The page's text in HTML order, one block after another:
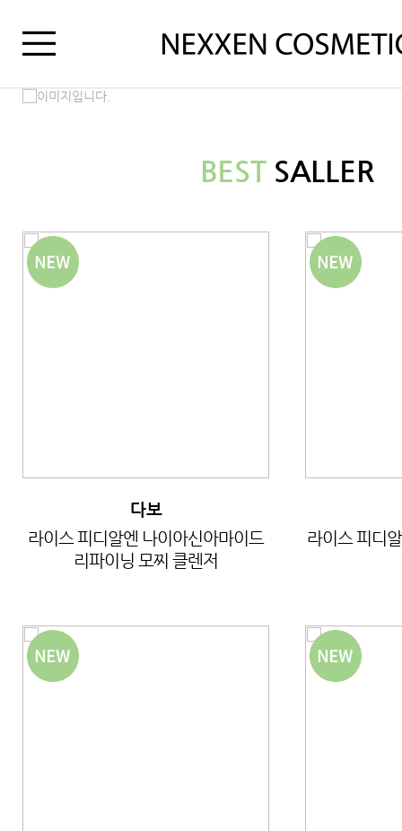
BESTSALLER
다보
라이스 피디알엔 나이아신아마이드
리파이닝 모찌 클렌저
라이스 피디